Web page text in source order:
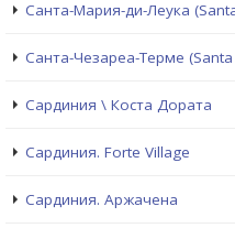
Санта-Мария-ди-Леука
Санта-Чезареа-Терме
Сардиния \ Коста Дората
Сардиния. Forte Village
Сардиния. Аржачена